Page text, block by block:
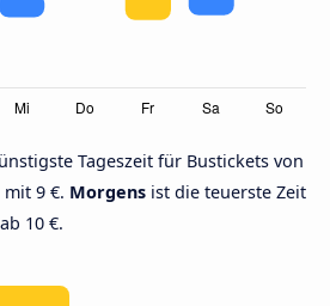
Tageszeit für Bustickets von
9 €. Morgens ist die teuerste Zeit
10 €.